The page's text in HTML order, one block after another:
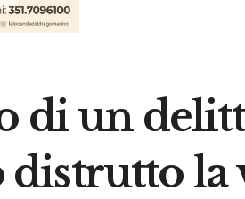
di un
la